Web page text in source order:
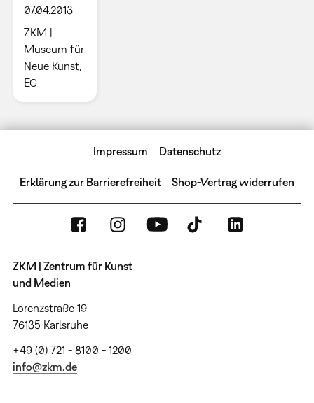
07.04.2013
ZKM |
Museum für
Neue Kunst,
EG
Impressum Datenschutz
Erklärung zur Barrierefreiheit Shop-Vertrag widerrufen
ZKM | Zentrum für Kunst
und Medien
Lorenzstraße 19
76135 Karlsruhe
+49 (0) 721 - 8100 - 1200
info@zkm.de